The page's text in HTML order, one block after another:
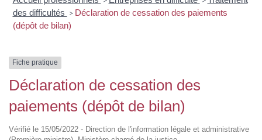
des difficultés > Déclaration de cessation des paiements
(dépôt de bilan)
Fiche pratique
Déclaration de cessation des
paiements (dépôt de bilan)
Vérifié le 15/05/2022 - Direction de l'information légale et administrative